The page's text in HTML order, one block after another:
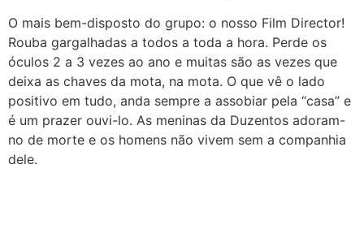
O mais bem-disposto do grupo: o nosso Film Director!
Rouba gargalhadas a todos a toda a hora. Perde os
óculos 2 a 3 vezes ao ano e muitas são as vezes que
deixa as chaves da mota, na mota. O que vê o lado
positivo em tudo, anda sempre a assobiar pela “casa” e
é um prazer ouvi-lo. As meninas da Duzentos adoram-
no de morte e os homens não vivem sem a companhia
dele.